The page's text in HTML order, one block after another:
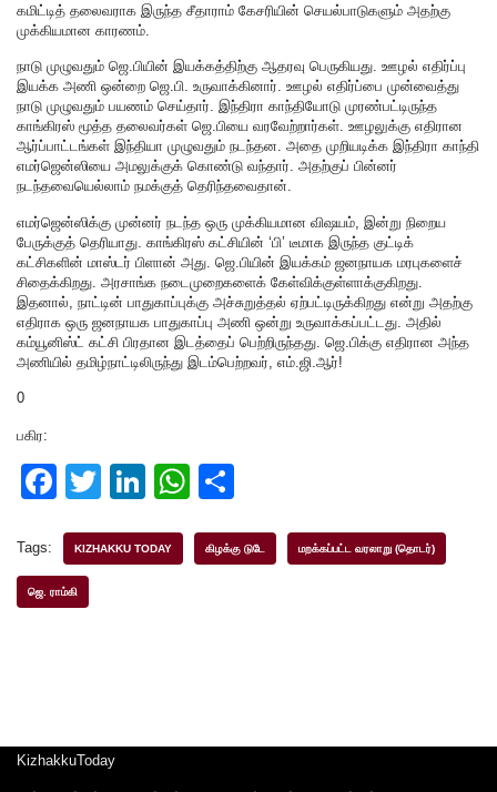
கமிட்டித் தலைவராக இருந்த சீதாராம் கேசரியின் செயல்பாடுகளும் அதற்கு
முக்கியமான காரணம்.
நாடு முழுவதும் ஜெ.பியின் இயக்கத்திற்கு ஆதரவு பெருகியது. ஊழல் எதிர்ப்பு
இயக்க அணி ஒன்றை ஜெ.பி. உருவாக்கினார். ஊழல் எதிர்ப்பை முன்வைத்து
நாடு முழுவதும் பயணம் செய்தார். இந்திரா காந்தியோடு முரண்பட்டிருந்த
காங்கிரஸ் மூத்த தலைவர்கள் ஜெ.பியை வரவேற்றார்கள். ஊழலுக்கு எதிரான
ஆர்ப்பாட்டங்கள் இந்தியா முழுவதும் நடந்தன. அதை முறியடிக்க இந்திரா காந்தி
எமர்ஜென்ஸியை அமலுக்குக் கொண்டு வந்தார். அதற்குப் பின்னர்
நடந்தவையெல்லாம் நமக்குத் தெரிந்தவைதான்.
எமர்ஜென்ஸிக்கு முன்னர் நடந்த ஒரு முக்கியமான விஷயம், இன்று நிறைய
பேருக்குத் தெரியாது. காங்கிரஸ் கட்சியின் ‘பி’ டீமாக இருந்த குட்டிக்
கட்சிகளின் மாஸ்டர் பிளான் அது. ஜெ.பியின் இயக்கம் ஜனநாயக மரபுகளைச்
சிதைக்கிறது. அரசாங்க நடைமுறைகளைக் கேள்விக்குள்ளாக்குகிறது.
இதனால், நாட்டின் பாதுகாப்புக்கு அச்சுறுத்தல் ஏற்பட்டிருக்கிறது என்று அதற்கு
எதிராக ஒரு ஜனநாயக பாதுகாப்பு அணி ஒன்று உருவாக்கப்பட்டது. அதில்
கம்யூனிஸ்ட் கட்சி பிரதான இடத்தைப் பெற்றிருந்தது. ஜெ.பிக்கு எதிரான அந்த
அணியில் தமிழ்நாட்டிலிருந்து இடம்பெற்றவர், எம்.ஜி.ஆர்!
0
பகிர:
F
c
e
T
tt
Li
k
W
at ar
Tags: KIZHAKKU TODAY கிழக்கு டுடே மறக்கப்பட்ட வரலாறு (தொடர்)
ஜெ. ராம்கி
KizhakkuToday